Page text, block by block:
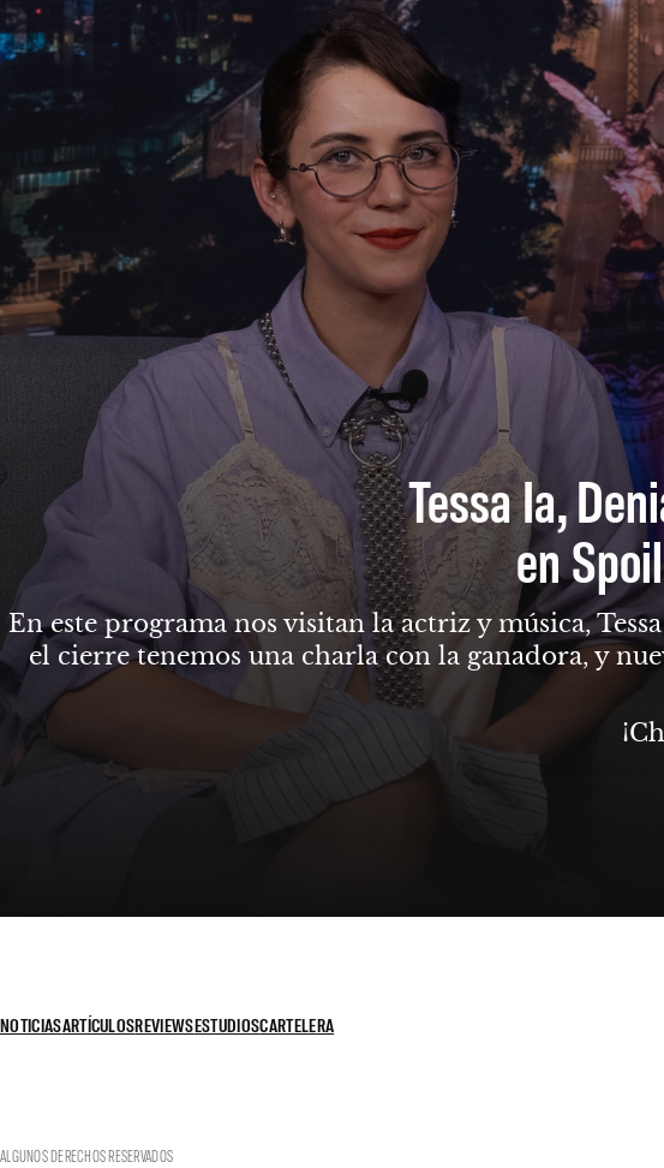
Tessa Ia,
en
En este programa nos visitan la actriz y música,
el cierre tenemos una charla con la ganadora, y
NOTICIASARTÍCULOSREVIEWSESTUDIOSCARTELERA
ALGUNOS DERECHOS RESERVADOS